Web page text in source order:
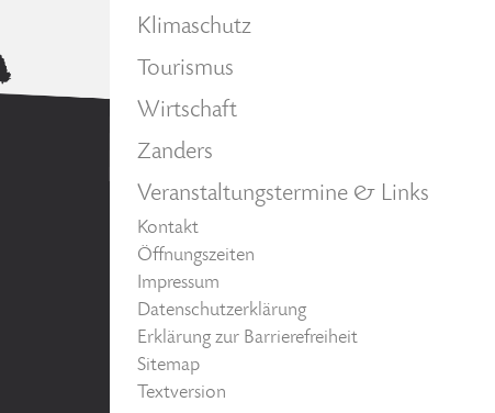
Klimaschutz
Tourismus
Wirtschaft
Zanders
Veranstaltungstermine & Links
Kontakt
Öffnungszeiten
Impressum
Datenschutzerklärung
Erklärung zur Barrierefreiheit
Sitemap
Textversion